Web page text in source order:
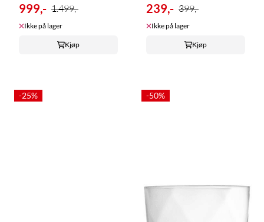
Stålgryte ...
999,- 1.499,-
Ikke på lager
Kjøp
239,- 399,-
Ikke på lager
Kjøp
-25% -50%